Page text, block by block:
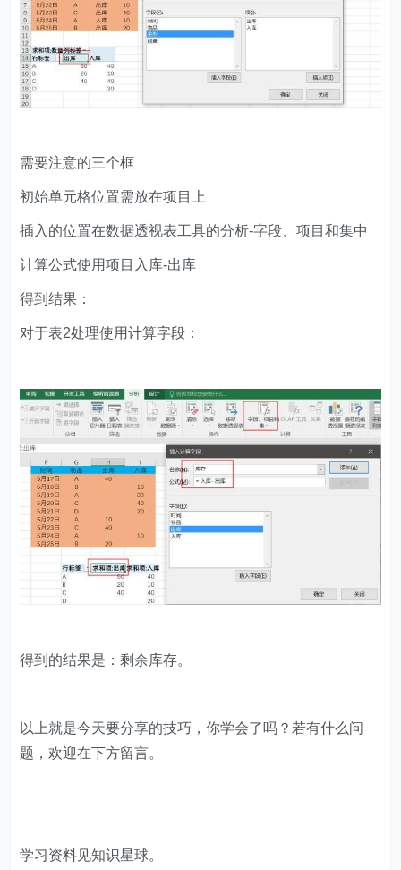
需要注意的三个框
初始单元格位置需放在项目上
插入的位置在数据透视表工具的分析-字段、项目和集中
计算公式使用项目入库-出库
得到结果：
对于表2处理使用计算字段：
得到的结果是：剩余库存。
以上就是今天要分享的技巧，你学会了吗？若有什么问
题，欢迎在下方留言。
学习资料见知识星球。